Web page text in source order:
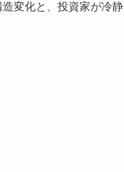
変化と、投資家が冷